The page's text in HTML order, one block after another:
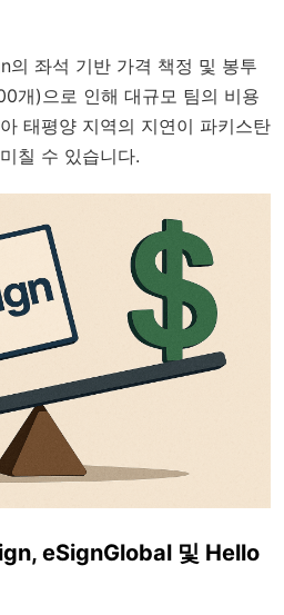
의 좌석 기반 가격 책정 및 봉투
개)으로 인해 대규모 팀의 비용
태평양 지역의 지연이 파키스탄
칠 수 있습니다.
eSignGlobal 및 Hello